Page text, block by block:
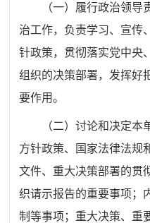
（一）履行政治领
治工作，负责学习、宣传
针政策，贯彻落实党中央
组织的决策部署，发挥好
要作用。
（二）讨论和决定
方针政策、国家法律法规
文件、重大决策部署的贯
织请示报告的重要事项；
制等事项；重大决策、重